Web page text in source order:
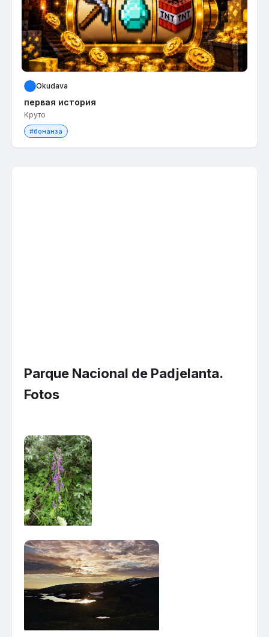
Parque Nacional de Padjelanta.
Fotos
Okudava
первая история
Круто
#бонанза